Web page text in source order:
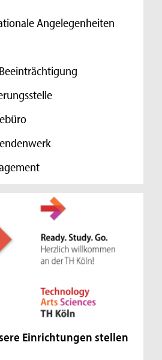
Angelegenheiten
Einrichtungen stellen